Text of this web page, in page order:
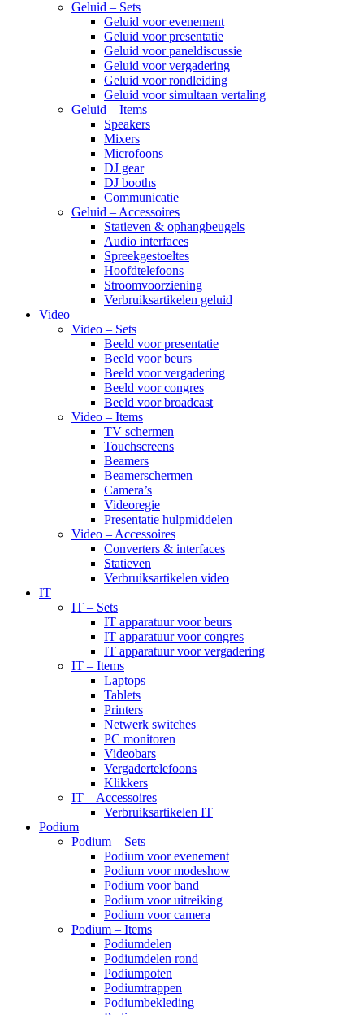
Geluid – Sets
Geluid voor evenement
Geluid voor presentatie
Geluid voor paneldiscussie
Geluid voor vergadering
Geluid voor rondleiding
Geluid voor simultaan vertaling
Geluid – Items
Speakers
Mixers
Microfoons
DJ gear
DJ booths
Communicatie
Geluid – Accessoires
Statieven & ophangbeugels
Audio interfaces
Spreekgestoeltes
Hoofdtelefoons
Stroomvoorziening
Verbruiksartikelen geluid
Video
Video – Sets
Beeld voor presentatie
Beeld voor beurs
Beeld voor vergadering
Beeld voor congres
Beeld voor broadcast
Video – Items
TV schermen
Touchscreens
Beamers
Beamerschermen
Camera’s
Videoregie
Presentatie hulpmiddelen
Video – Accessoires
Converters & interfaces
Statieven
Verbruiksartikelen video
IT
IT – Sets
IT apparatuur voor beurs
IT apparatuur voor congres
IT apparatuur voor vergadering
IT – Items
Laptops
Tablets
Printers
Netwerk switches
PC monitoren
Videobars
Vergadertelefoons
Klikkers
IT – Accessoires
Verbruiksartikelen IT
Podium
Podium – Sets
Podium voor evenement
Podium voor modeshow
Podium voor band
Podium voor uitreiking
Podium voor camera
Podium – Items
Podiumdelen
Podiumdelen rond
Podiumpoten
Podiumtrappen
Podiumbekleding